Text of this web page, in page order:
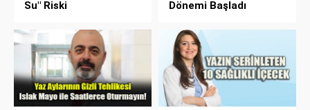
Su" Riski
Dönemi Başladı